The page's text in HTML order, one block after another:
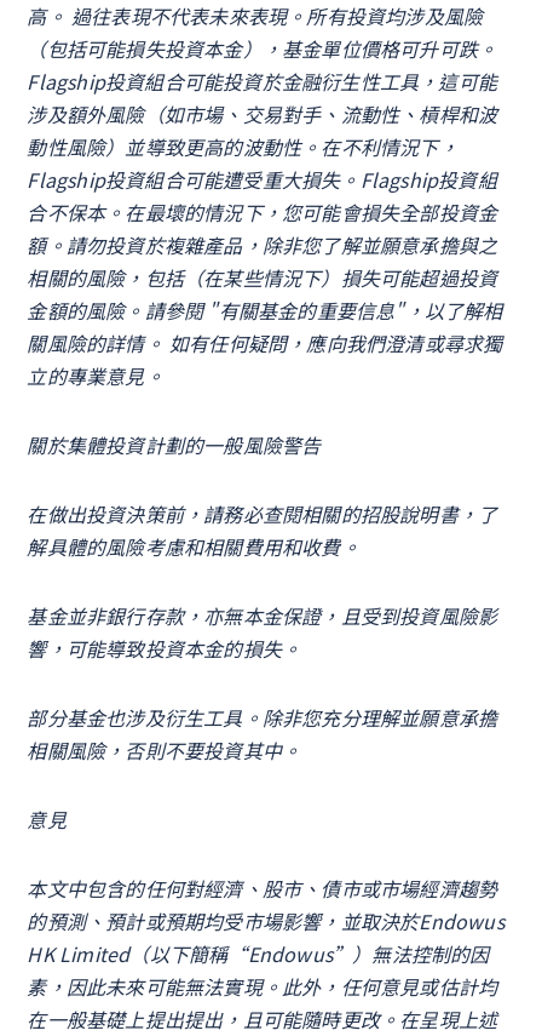
高。 過往表現不代表未來表現。所有投資均涉及風險
（包括可能損失投資本金），基金單位價格可升可跌。
Flagship投資組合可能投資於金融衍生性工具，這可能
涉及額外風險（如市場、交易對手、流動性、槓桿和波
動性風險）並導致更高的波動性。在不利情況下，
Flagship投資組合可能遭受重大損失。Flagship投資組
合不保本。在最壞的情況下，您可能會損失全部投資金
額。請勿投資於複雜產品，除非您了解並願意承擔與之
相關的風險，包括（在某些情況下）損失可能超過投資
金額的風險。請參閱 "有關基金的重要信息"，以了解相
關風險的詳情。 如有任何疑問，應向我們澄清或尋求獨
立的專業意見。
關於集體投資計劃的一般風險警告
在做出投資決策前，請務必查閱相關的招股說明書，了
解具體的風險考慮和相關費用和收費。
基金並非銀行存款，亦無本金保證，且受到投資風險影
響，可能導致投資本金的損失。
部分基金也涉及衍生工具。除非您充分理解並願意承擔
相關風險，否則不要投資其中。
意見
本文中包含的任何對經濟、股市、債市或市場經濟趨勢
的預測、預計或預期均受市場影響，並取決於Endowus
HK Limited（以下簡稱“Endowus”）無法控制的因
素，因此未來可能無法實現。此外，任何意見或估計均
在一般基礎上提出提出，且可能隨時更改。在呈現上述